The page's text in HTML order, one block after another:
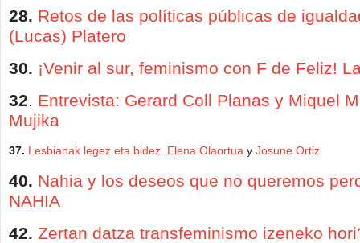
28. Retos de las políticas públicas de
(Lucas) Platero
30. ¡Venir al sur, feminismo con F de Feliz!
32. Entrevista: Gerard Coll Planas y Miquel
Mujika
37. Lesbianak legez eta bidez Elena Olaortua y Josune Ortiz
40. Nahia y los deseos que no queremos
NAHIA
42. Zertan datza transfeminismo izeneko